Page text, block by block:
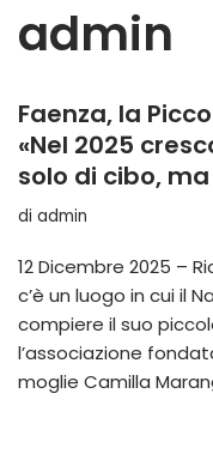
admin
Faenza, la
«Nel 2025
solo di cibo,
di admin
12 Dicembre 2025 –
c’è un luogo in cui il
compiere il suo
l’associazione
moglie Camilla